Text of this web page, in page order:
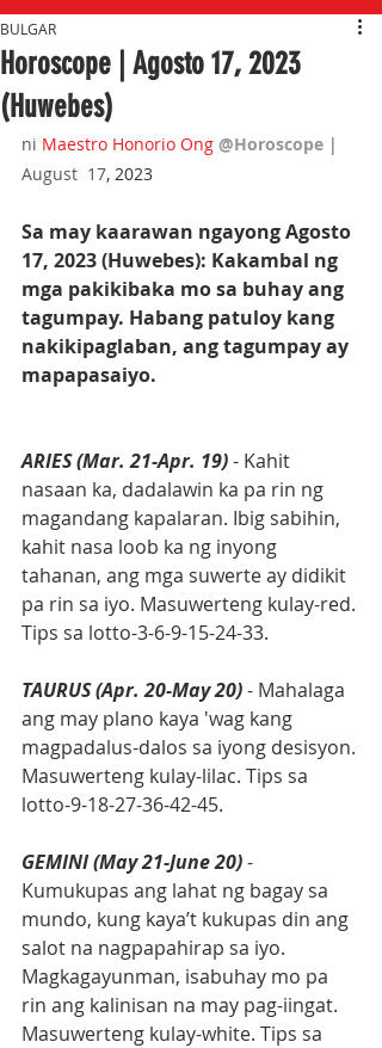
Horoscope | Agosto 17, 2023
(Huwebes)
BULGAR
ni Maestro Honorio Ong @Horoscope |
August  17, 2023
Sa may kaarawan ngayong Agosto
17, 2023 (Huwebes): Kakambal ng
mga pakikibaka mo sa buhay ang
tagumpay. Habang patuloy kang
nakikipaglaban, ang tagumpay ay
mapapasaiyo.
ARIES (Mar. 21-Apr. 19) - Kahit
nasaan ka, dadalawin ka pa rin ng
magandang kapalaran. Ibig sabihin,
kahit nasa loob ka ng inyong
tahanan, ang mga suwerte ay didikit
pa rin sa iyo. Masuwerteng kulay-red.
Tips sa lotto-3-6-9-15-24-33.
TAURUS (Apr. 20-May 20) - Mahalaga
ang may plano kaya 'wag kang
magpadalus-dalos sa iyong desisyon.
Masuwerteng kulay-lilac. Tips sa
lotto-9-18-27-36-42-45.
GEMINI (May 21-June 20) -
Kumukupas ang lahat ng bagay sa
mundo, kung kaya’t kukupas din ang
salot na nagpapahirap sa iyo.
Magkagayunman, isabuhay mo pa
rin ang kalinisan na may pag-iingat.
Masuwerteng kulay-white. Tips sa